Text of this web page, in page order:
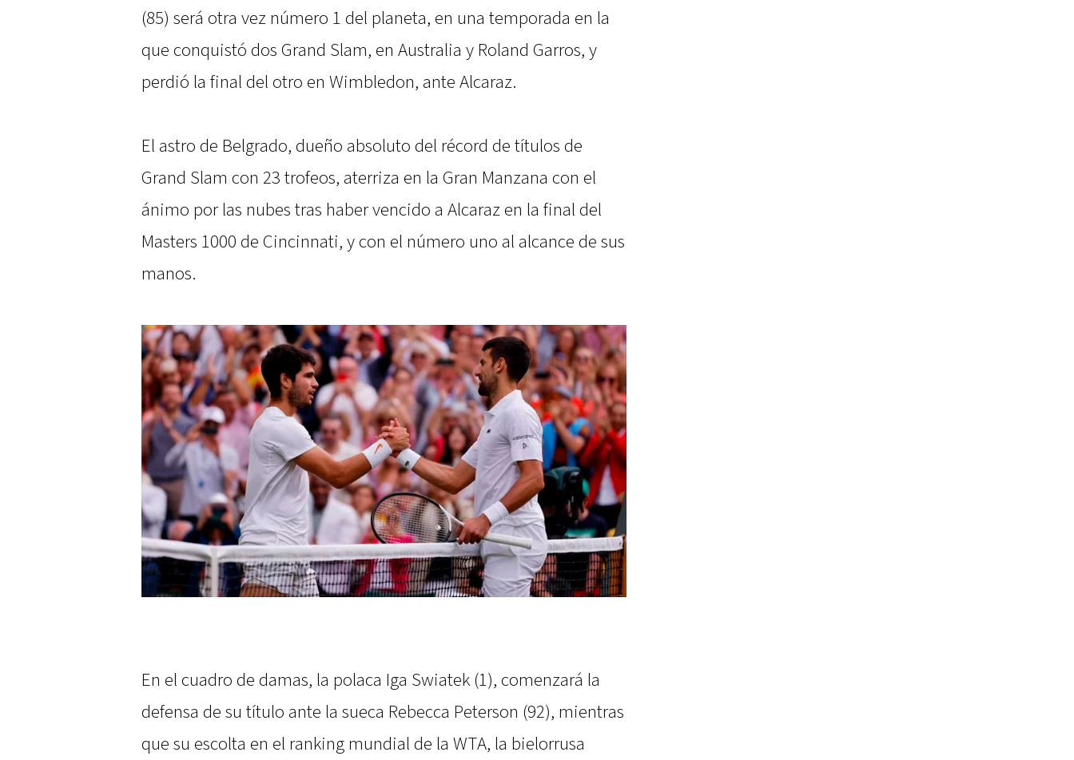
(85) será otra vez número 1 del planeta, en una temporada en la
que conquistó dos Grand Slam, en Australia y Roland Garros, y
perdió la final del otro en Wimbledon, ante Alcaraz.
El astro de Belgrado, dueño absoluto del récord de títulos de
Grand Slam con 23 trofeos, aterriza en la Gran Manzana con el
ánimo por las nubes tras haber vencido a Alcaraz en la final del
Masters 1000 de Cincinnati, y con el número uno al alcance de sus
manos.
En el cuadro de damas, la polaca Iga Swiatek (1), comenzará la
defensa de su título ante la sueca Rebecca Peterson (92), mientras
que su escolta en el ranking mundial de la WTA, la bielorrusa